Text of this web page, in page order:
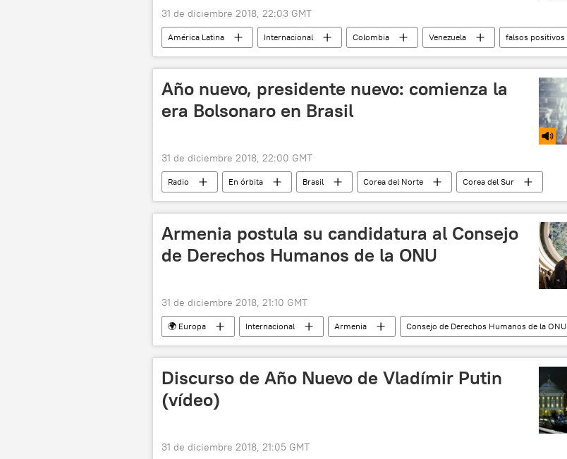
31 de diciembre 2018, 22:03 GMT
América Latina Internacional Colombia Venezuela
falsos positivos
noticias
Año nuevo, presidente nuevo: comienza la
era Bolsonaro en Brasil
31 de diciembre 2018, 22:00 GMT
Radio En órbita Brasil Corea del Norte
Corea del Sur
Jair Bolsonaro
migración presidente
Rusia
Armenia postula su candidatura al Consejo
de Derechos Humanos de la ONU
31 de diciembre 2018, 21:10 GMT
🌍 Europa Internacional Armenia
Consejo de Derechos Humanos de la ONU
noticias
Discurso de Año Nuevo de Vladímir Putin
(vídeo)
31 de diciembre 2018, 21:05 GMT